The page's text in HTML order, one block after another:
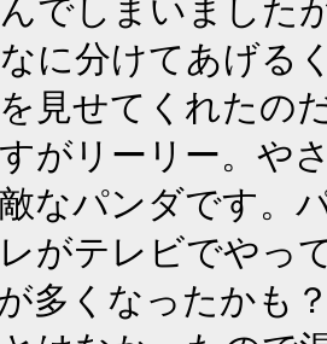
でしまいました
に分けてあげる
見せてくれたの
がリーリー。や
なパンダです。
がテレビでやっ
多くなったかも